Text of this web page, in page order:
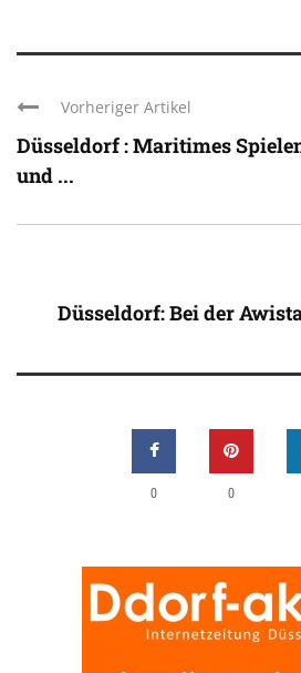
Vorheriger Artikel
Düsseldorf : Maritimes
und ...
Düsseldorf: Bei der
0 0